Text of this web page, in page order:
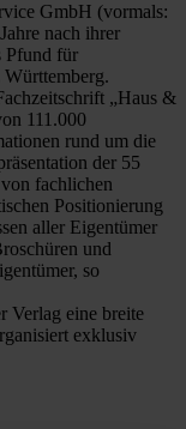
GmbH (vormals:
nach ihrer
Pfund für
„Haus &
111.000
rund um die
der 55
fachlichen
Positionierung
aller Eigentümer
und
so
Verlag eine breite
exklusiv